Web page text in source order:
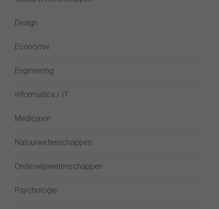
Design
Economie
Engineering
Informatica / IT
Medicijnen
Natuurwetenschappen
Onderwijswetenschappen
Psychologie